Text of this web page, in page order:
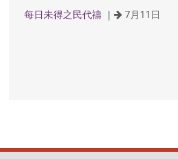
每日未得之民代禱 ｜ 7月11日